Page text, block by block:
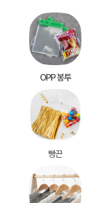
OPP 봉투
빵끈